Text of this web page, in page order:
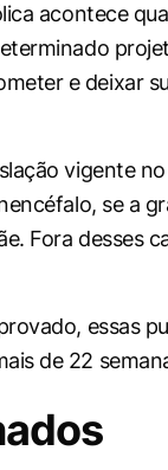
acontece
e deixar
vigente
se a
Fora desses
essas
de 22